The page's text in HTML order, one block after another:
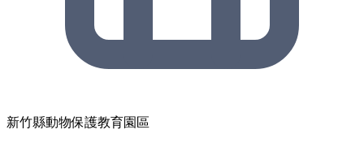
新竹縣動物保護教育園區